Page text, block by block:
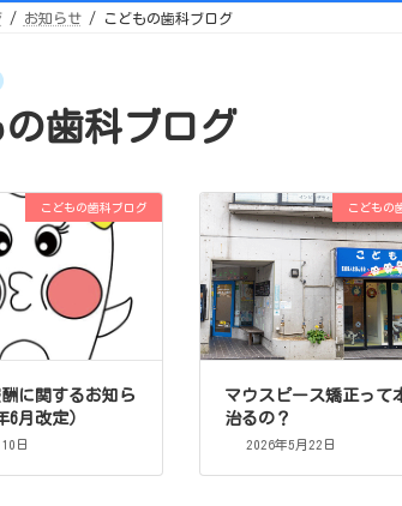
お知らせ こどもの歯科ブログ
歯科ブログ
こどもの歯科ブログ
に関するお知ら
6月改定）
日
こどもの
マウスピース矯正って
治るの？
2026年5月22日